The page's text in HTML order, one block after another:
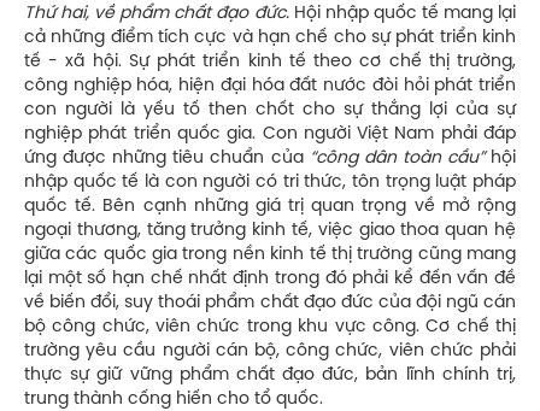
Thứ hai, về phẩm chất đạo đức. Hội nhập quốc tế mang lại
cả những điểm tích cực và hạn chế cho sự phát triển kinh
tế - xã hội. Sự phát triển kinh tế theo cơ chế thị trường,
công nghiệp hóa, hiện đại hóa đất nước đòi hỏi phát triển
con người là yếu tố then chốt cho sự thắng lợi của sự
nghiệp phát triển quốc gia. Con người Việt Nam phải đáp
ứng được những tiêu chuẩn của “công dân toàn cầu”hội
nhập quốc tế là con người có tri thức, tôn trọng luật pháp
quốc tế. Bên cạnh những giá trị quan trọng về mở rộng
ngoại thương, tăng trưởng kinh tế, việc giao thoa quan hệ
giữa các quốc gia trong nền kinh tế thị trường cũng mang
lại một số hạn chế nhất định trong đó phải kể đến vấn đề
về biến đổi, suy thoái phẩm chất đạo đức của đội ngũ cán
bộ công chức, viên chức trong khu vực công. Cơ chế thị
trường yêu cầu người cán bộ, công chức, viên chức phải
thực sự giữ vững phẩm chất đạo đức, bản lĩnh chính trị,
trung thành cống hiến cho tổ quốc.